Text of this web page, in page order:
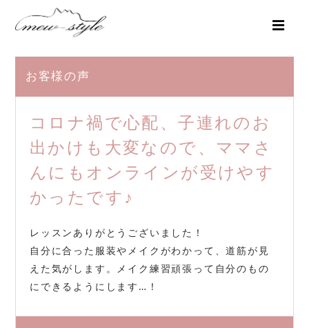
お客様の声
コロナ禍で心配、子連れのお
出かけも大変なので、ママさ
んにもオンラインが受けやす
かったです♪
レッスンありがとうございました！
自分に合った服装やメイクがわかって、道筋が見
えた気がします。メイク練習頑張って自分のもの
にできるようにします…！